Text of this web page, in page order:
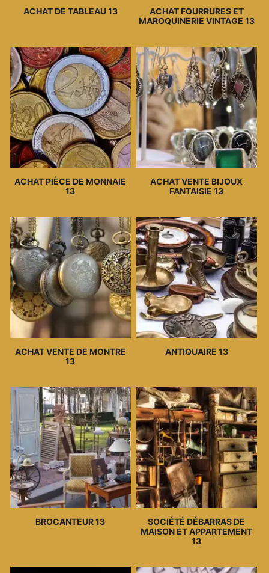
ACHAT DE TABLEAU 13
ACHAT FOURRURES ET
MAROQUINERIE VINTAGE 13
ACHAT PIÈCE DE MONNAIE
13
ACHAT VENTE BIJOUX
FANTAISIE 13
ACHAT VENTE DE MONTRE
13
ANTIQUAIRE 13
BROCANTEUR 13
SOCIÉTÉ DÉBARRAS DE
MAISON ET APPARTEMENT
13